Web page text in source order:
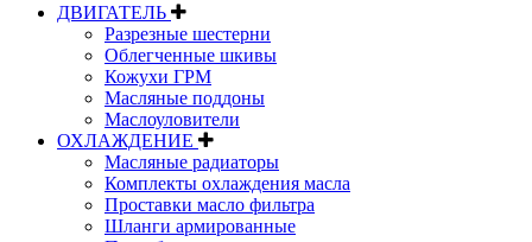
ДВИГАТЕЛЬ
Разрезные шестерни
Облегченные шкивы
Кожухи ГРМ
Масляные поддоны
Маслоуловители
ОХЛАЖДЕНИЕ
Масляные радиаторы
Комплекты охлаждения масла
Проставки масло фильтра
Шланги армированные